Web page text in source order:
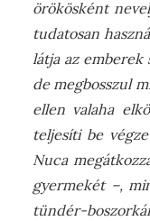
örökösként
tudatosan
látja az emberek
de megbosszul
ellen valaha
teljesíti be
Nuca
gyermekét –,
tündér-